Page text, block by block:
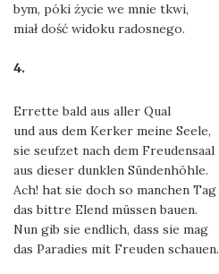
bym, póki życie we mnie tkwi,
miał dość widoku radosnego.
4.
Errette bald aus aller Qual
und aus dem Kerker meine Seele,
sie seufzet nach dem Freudensaal
aus dieser dunklen Sündenhöhle.
Ach! hat sie doch so manchen Tag
das bittre Elend müssen bauen.
Nun gib sie endlich, dass sie mag
das Paradies mit Freuden schauen.